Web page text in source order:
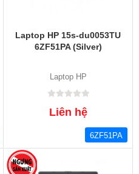
Laptop HP 15s-du0053TU
6ZF51PA (Silver)
Laptop HP
Liên hệ
6ZF51PA